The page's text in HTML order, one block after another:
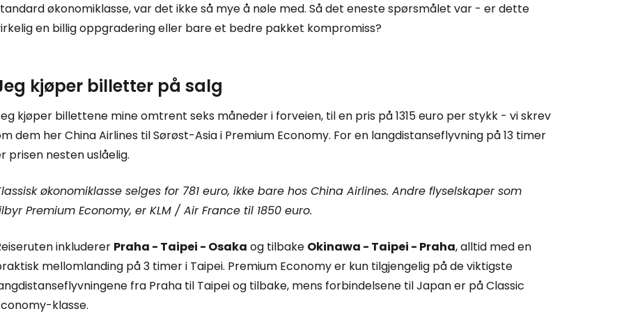
økonomiklasse, var det ikke så mye å nøle med. Så det eneste spørsmålet var - er dette
en billig oppgradering eller bare et bedre pakket kompromiss?
kjøper billetter på salg
kjøper billettene mine omtrent seks måneder i forveien, til en pris på 1315 euro per stykk - vi skrev
dem her China Airlines til Sørøst-Asia i Premium Economy. For en langdistanseflyvning på 13 timer
prisen nesten uslåelig.
økonomiklasse selges for 781 euro, ikke bare hos China Airlines. Andre flyselskaper som
Premium Economy, er KLM / Air France til 1850 euro.
inkluderer Praha - Taipei - Osaka og tilbake Okinawa - Taipei - Praha, alltid med en
mellomlanding på 3 timer i Taipei. Premium Economy er kun tilgjengelig på de viktigste
fra Praha til Taipei og tilbake, mens forbindelsene til Japan er på Classic
klasse.